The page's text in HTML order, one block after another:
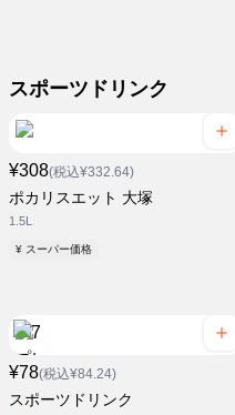
スポーツドリンク
¥308(税込¥332.64)
ポカリスエット 大塚
1.5L
¥ スーパー価格
¥78(税込¥84.24)
スポーツドリンク